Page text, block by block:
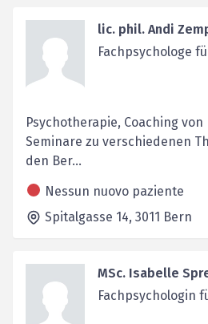
lic. phil. Andi
Fachpsychologe
Psychotherapie, Coaching
Seminare zu verschiedenen
den Ber...
Nessun nuovo paziente
Spitalgasse 14, 3011 Bern
MSc. Isabelle
Fachpsychologin